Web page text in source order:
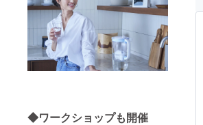
◆ワークショップも開催